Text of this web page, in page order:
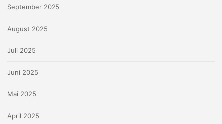
September 2025
August 2025
Juli 2025
Juni 2025
Mai 2025
April 2025